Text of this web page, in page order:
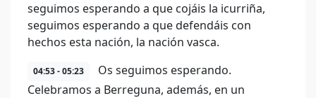
seguimos esperando a que cojáis la icurriña,
seguimos esperando a que defendáis con
hechos esta nación, la nación vasca.
04:53 - 05:23
Os seguimos esperando.
Celebramos a Berreguna, además, en un